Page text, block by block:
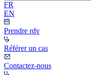
FR
EN
Prendre rdv
Référer un cas
Contactez-nous